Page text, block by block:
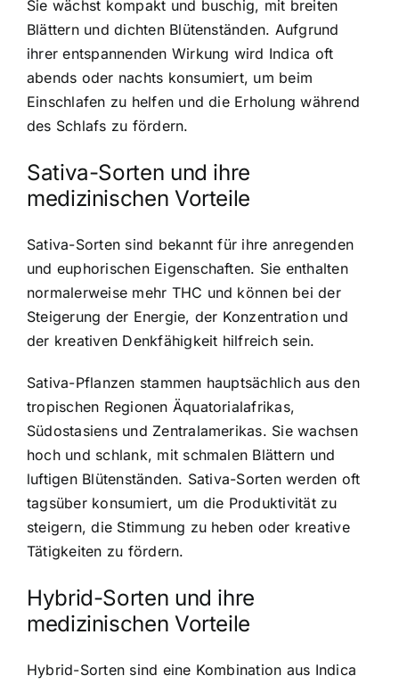
Sie wächst kompakt und buschig, mit breiten
Blättern und dichten Blütenständen. Aufgrund
ihrer entspannenden Wirkung wird Indica oft
abends oder nachts konsumiert, um beim
Einschlafen zu helfen und die Erholung während
des Schlafs zu fördern.
Sativa-Sorten und ihre
medizinischen Vorteile
Sativa-Sorten sind bekannt für ihre anregenden
und euphorischen Eigenschaften. Sie enthalten
normalerweise mehr THC und können bei der
Steigerung der Energie, der Konzentration und
der kreativen Denkfähigkeit hilfreich sein.
Sativa-Pflanzen stammen hauptsächlich aus den
tropischen Regionen Äquatorialafrikas,
Südostasiens und Zentralamerikas. Sie wachsen
hoch und schlank, mit schmalen Blättern und
luftigen Blütenständen. Sativa-Sorten werden oft
tagsüber konsumiert, um die Produktivität zu
steigern, die Stimmung zu heben oder kreative
Tätigkeiten zu fördern.
Hybrid-Sorten und ihre
medizinischen Vorteile
Hybrid-Sorten sind eine Kombination aus Indica